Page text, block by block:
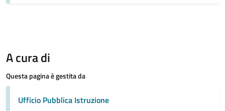
A cura di
Questa pagina è gestita da
Ufficio Pubblica Istruzione